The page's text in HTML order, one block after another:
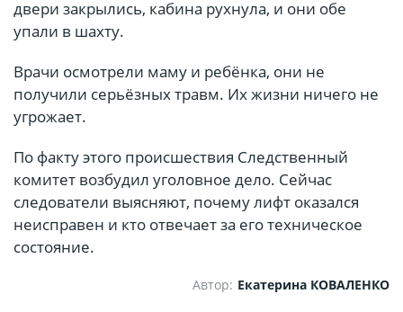
двери закрылись, кабина рухнула, и они обе
упали в шахту.
Врачи осмотрели маму и ребёнка, они не
получили серьёзных травм. Их жизни ничего не
угрожает.
По факту этого происшествия Следственный
комитет возбудил уголовное дело. Сейчас
следователи выясняют, почему лифт оказался
неисправен и кто отвечает за его техническое
состояние.
Автор: Екатерина КОВАЛЕНКО